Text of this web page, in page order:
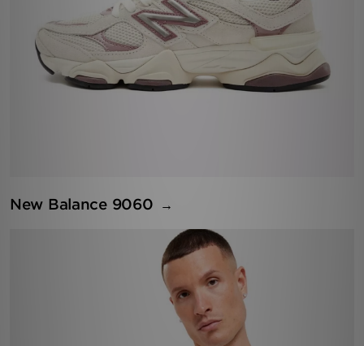
New Balance 9060